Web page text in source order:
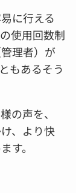
に行える
使用回数制
理者）が
もあるそう
の声を、
、より快
す。